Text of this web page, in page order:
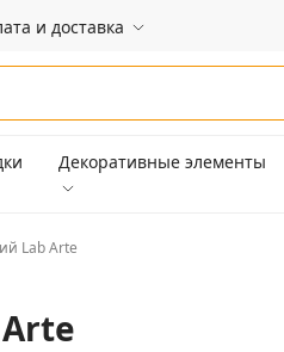
и доставка
Декоративные элементы
Lab Arte